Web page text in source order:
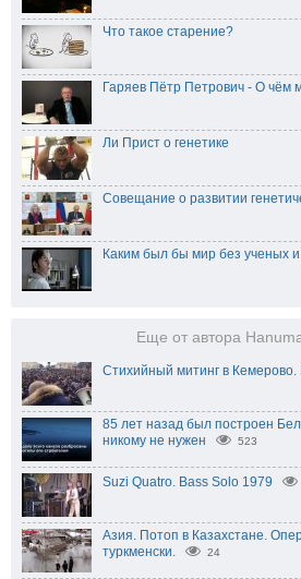
Что такое старение?
Гаряев Пётр Петрович - О чём
Ли Прист о генетике
Совещание о развитии
Каким был бы мир без ученых
Еще от автора
Стихийный митинг в Кемерово.
85 лет назад был построен
никому не нужен
523
Suzi Quatro. Bass Solo 1979
Азия. Потоп в Казахстане.
туркменски.
24